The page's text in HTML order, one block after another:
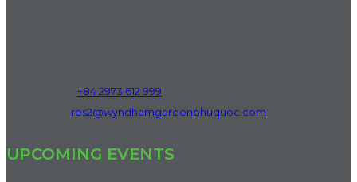
+84 2973 612 999
res2@wyndhamgardenphuquoc.com
UPCOMING EVENTS